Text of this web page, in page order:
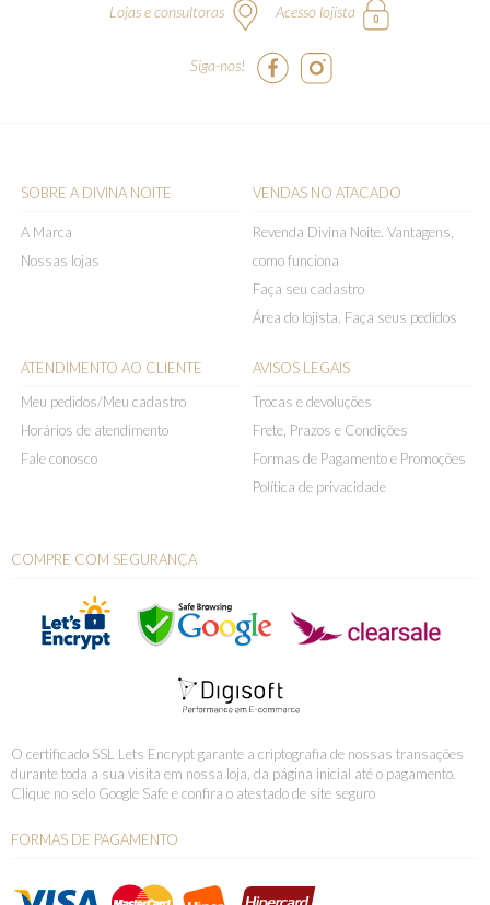
Lojas e consultoras Acesso lojista
Siga-nos!
SOBRE A DIVINA NOITE
A Marca
Nossas lojas
VENDAS NO ATACADO
Revenda Divina Noite. Vantagens,
como funciona
Faça seu cadastro
Área do lojista. Faça seus pedidos
ATENDIMENTO AO CLIENTE
Meu pedidos/Meu cadastro
Horários de atendimento
Fale conosco
AVISOS LEGAIS
Trocas e devoluções
Frete, Prazos e Condições
Formas de Pagamento e Promoções
Política de privacidade
COMPRE COM SEGURANÇA
O certificado SSL Lets Encrypt garante a criptografia de nossas transações
durante toda a sua visita em nossa loja, da página inicial até o pagamento.
Clique no selo Google Safe e confira o atestado de site seguro
FORMAS DE PAGAMENTO